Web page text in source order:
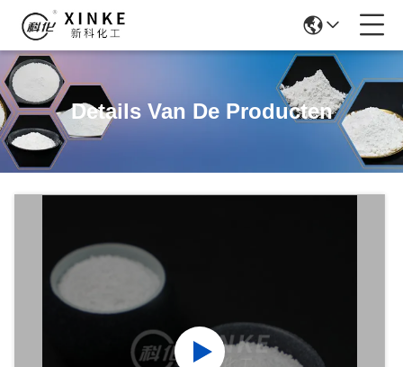
Details Van De Producten